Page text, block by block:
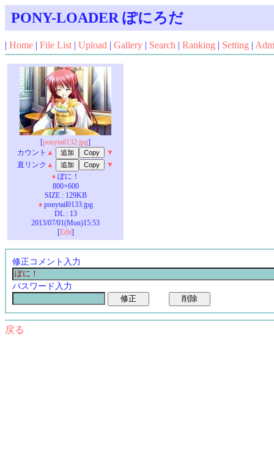
PONY-LOADER ぽにろだ
| Home | File List | Upload | Gallery | Search | Ranking | Setting |
[ponytail132.jpg]
カウント ▲
▼
直リンク ▲
▼
♦ぽに！
800×600
SIZE : 129KB
♦ponytail0133.jpg
DL : 13
2013/07/01(Mon)15:53
[Edit]
修正コメント入力
パスワード入力
戻る